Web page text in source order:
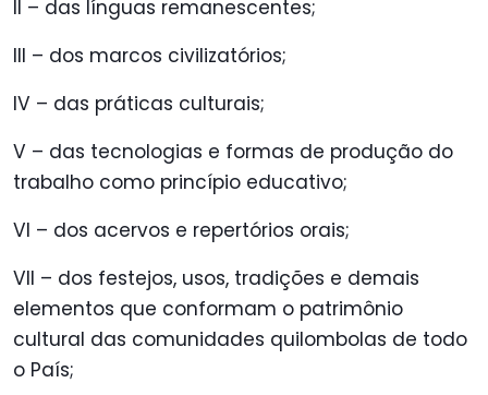
II – das línguas remanescentes;
III – dos marcos civilizatórios;
IV – das práticas culturais;
V – das tecnologias e formas de produção do
trabalho como princípio educativo;
VI – dos acervos e repertórios orais;
VII – dos festejos, usos, tradições e demais
elementos que conformam o patrimônio
cultural das comunidades quilombolas de todo
o País;